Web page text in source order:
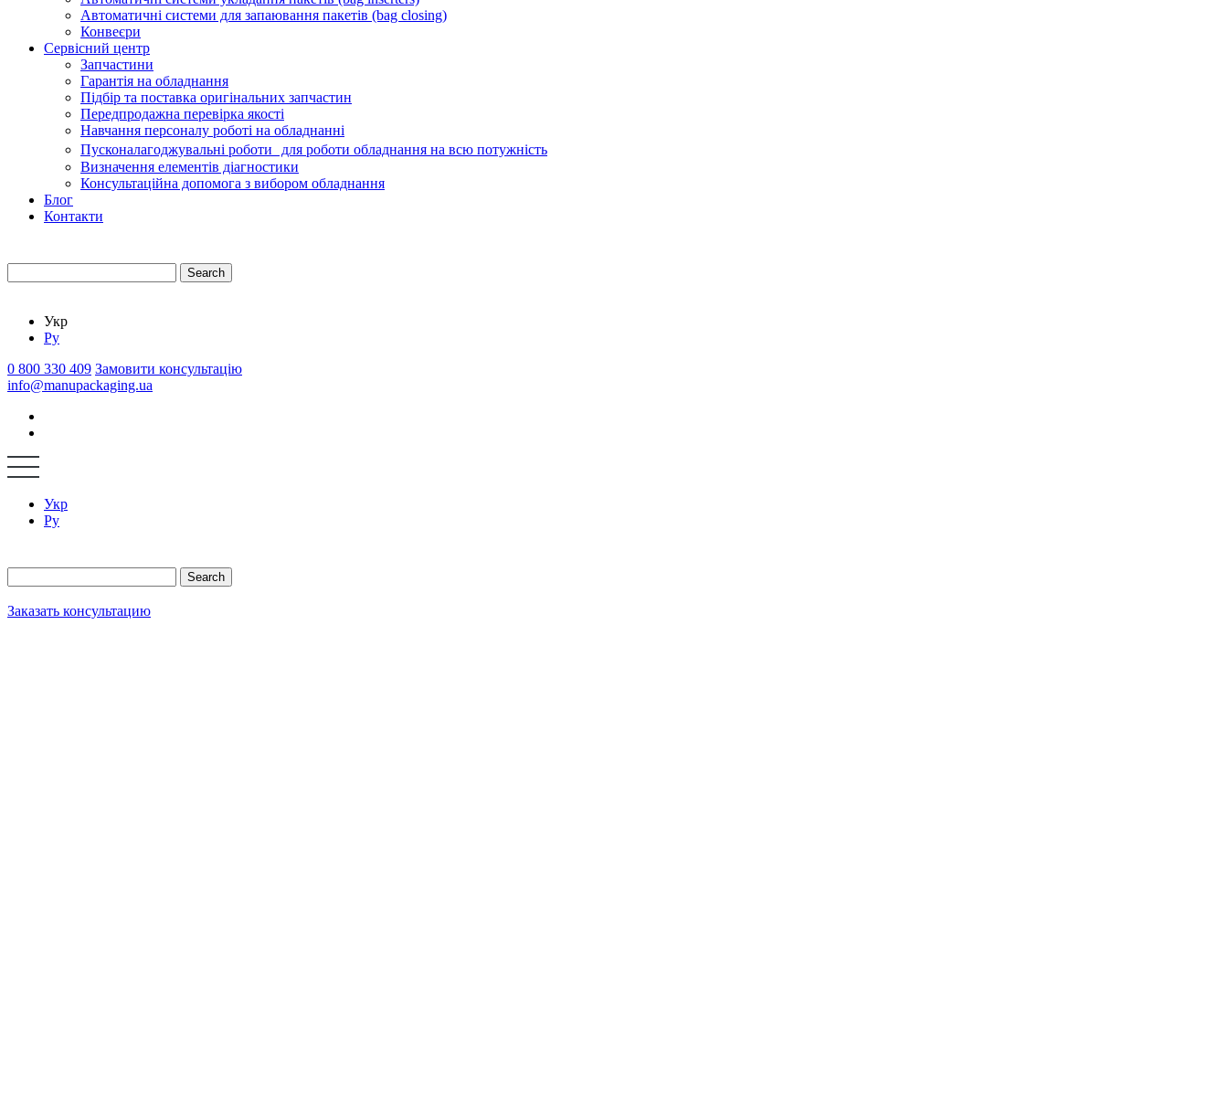
Автоматичні системи для запаювання пакетів (bag closing)
Конвеєри
Сервісний центр
Запчастини
Гарантія на обладнання
Підбір та поставка оригінальних запчастин
Передпродажна перевірка якості
Навчання персоналу роботі на обладнанні
Пусконалагоджувальні роботи для роботи обладнання на всю потужність
Визначення елементів діагностики
Консультаційна допомога з вибором обладнання
Блог
Контакти
Search
Укр
Ру
0 800 330 409 Замовити консультацію
info@manupackaging.ua
Укр
Ру
Search
Заказать консультацию